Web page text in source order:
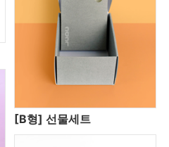
[B형] 선물세트